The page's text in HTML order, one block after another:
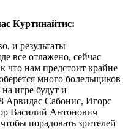
Куртинайтис:
и результаты
все отлажено, сейчас
что нам предстоит крайне
много болельщиков
игре будут и
Арвидас Сабонис, Игорс
Василий Антонович
порадовать зрителей